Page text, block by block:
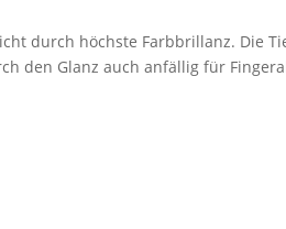
durch höchste Farbbrillanz. Die
den Glanz auch anfällig für